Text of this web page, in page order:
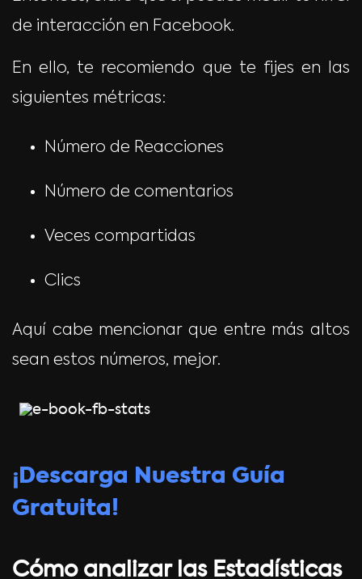
de interacción en Facebook.
En ello, te recomiendo que te fijes en las
siguientes métricas:
Número de Reacciones
Número de comentarios
Veces compartidas
Clics
Aquí cabe mencionar que entre más altos
sean estos números, mejor.
¡Descarga Nuestra Guía
Gratuita!
Cómo analizar las Estadísticas